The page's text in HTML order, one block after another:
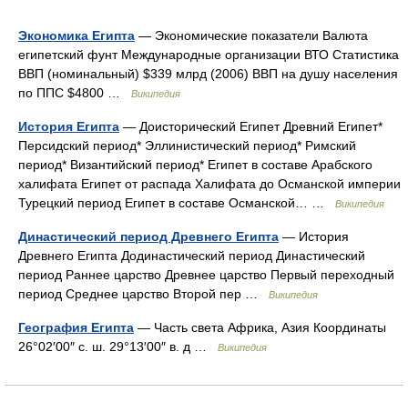
Экономика Египта — Экономические показатели Валюта
египетский фунт Международные организации ВТО Статистика
ВВП (номинальный) $339 млрд (2006) ВВП на душу населения
по ППС $4800 …
Википедия
История Египта — Доисторический Египет Древний Египет*
Персидский период* Эллинистический период* Римский
период* Византийский период* Египет в составе Арабского
халифата Египет от распада Халифата до Османской империи
Турецкий период Египет в составе Османской… …
Википедия
Династический период Древнего Египта — История
Древнего Египта Додинастический период Династический
период Раннее царство Древнее царство Первый переходный
период Среднее царство Второй пер …
Википедия
География Египта — Часть света Африка, Азия Координаты
26°02′00″ с. ш. 29°13′00″ в. д …
Википедия